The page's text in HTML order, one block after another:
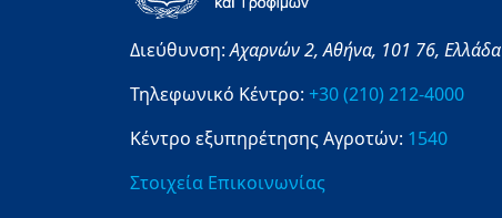
Διεύθυνση:Αχαρνών 2,Αθήνα, 101 76, Ελλάδα
Τηλεφωνικό Κέντρο: +30 (210) 212-4000
Κέντρο εξυπηρέτησης Αγροτών: 1540
Στοιχεία Επικοινωνίας